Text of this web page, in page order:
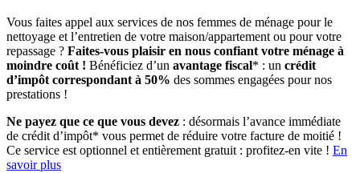
Vous faites appel aux services de nos femmes de ménage pour le
nettoyage et l’entretien de votre maison/appartement ou pour votre
repassage ? Faites-vous plaisir en nous confiant votre ménage à
moindre coût ! Bénéficiez d’un avantage fiscal* : un crédit
d’impôt correspondant à 50% des sommes engagées pour nos
prestations !
Ne payez que ce que vous devez : désormais l’avance immédiate
de crédit d’impôt* vous permet de réduire votre facture de moitié !
Ce service est optionnel et entièrement gratuit : profitez-en vite ! En
savoir plus